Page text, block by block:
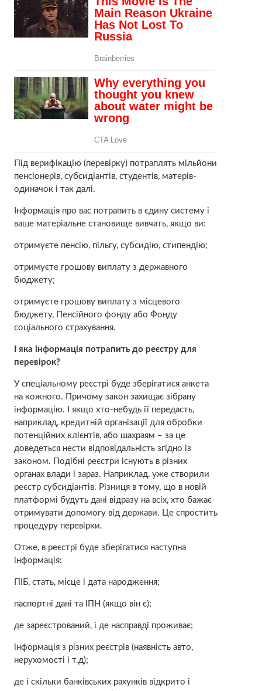
Під верифікацію (перевірку) потраплять мільйони
пенсіонерів, субсидіантів, студентів, матерів-
одиначок і так далі.
Інформація про вас потрапить в єдину систему і
ваше матеріальне становище вивчать, якщо ви:
отримуєте пенсію, пільгу, субсидію, стипендію;
отримуєте грошову виплату з державного
бюджету;
отримуєте грошову виплату з місцевого
бюджету, Пенсійного фонду або Фонду
соціального страхування.
І яка інформація потрапить до реєстру для
перевірок?
У спеціальному реєстрі буде зберігатися анкета
на кожного. Причому закон захищає зібрану
інформацію. І якщо хто-небудь її передасть,
наприклад, кредитній організації для обробки
потенційних клієнтів, або шахраям – за це
доведеться нести відповідальність згідно із
законом. Подібні реєстри існують в різних
органах влади і зараз. Наприклад, уже створили
реєстр субсидіантів. Різниця в тому, що в новій
платформі будуть дані відразу на всіх, хто бажає
отримувати допомогу від держави. Це спростить
процедуру перевірки.
Отже, в реєстрі буде зберігатися наступна
інформація:
ПІБ, стать, місце і дата народження;
паспортні дані та ІПН (якщо він є);
де зареєстрований, і де насправді проживає;
інформація з різних реєстрів (наявність авто,
нерухомості і т.д);
де і скільки банківських рахунків відкрито і